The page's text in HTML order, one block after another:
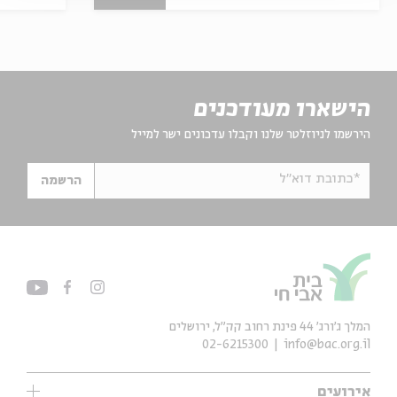
הישארו מעודכנים
הירשמו לניוזלטר שלנו וקבלו עדכונים ישר למייל
*כתובת דוא"ל הרשמה
אירועים
המלך ג'ורג' 44 פינת רחוב קק״ל, ירושלים
info@bac.org.il
02-6215300